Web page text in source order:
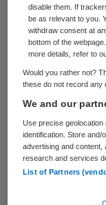
Jeroen van den
Een
disable them. If
be as relevant to you.
withdraw consent at
bottom of the
more details, refer to
Would you rather not?
these do not record any
We and our
Use precise
identification. Store
advertising and content,
research and services
List of Partners